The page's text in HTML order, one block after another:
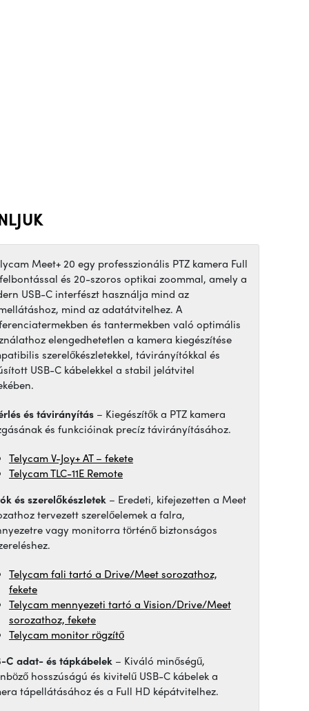
Meet+ 20 egy professzionális PTZ kamera Full
és 20-szoros optikai zoommal, amely a
USB-C interfészt használja mind az
mind az adatátvitelhez. A
és tantermekben való optimális
elengedhetetlen a kamera kiegészítése
szerelőkészletekkel, távirányítókkal és
USB-C kábelekkel a stabil jelátvitel
és távirányítás – Kiegészítők a PTZ kamera
és funkcióinak precíz távirányításához.
Telycam V-Joy+ AT – fekete
Telycam TLC-11E Remote
és szerelőkészletek – Eredeti, kifejezetten a Meet
tervezett szerelőelemek a falra,
vagy monitorra történő biztonságos
Telycam fali tartó a Drive/Meet sorozathoz,
fekete
Telycam mennyezeti tartó a Vision/Drive/Meet
sorozathoz, fekete
Telycam monitor rögzítő
C adat- és tápkábelek – Kiváló minőségű,
hosszúságú és kivitelű USB-C kábelek a
tápellátásához és a Full HD képátvitelhez.